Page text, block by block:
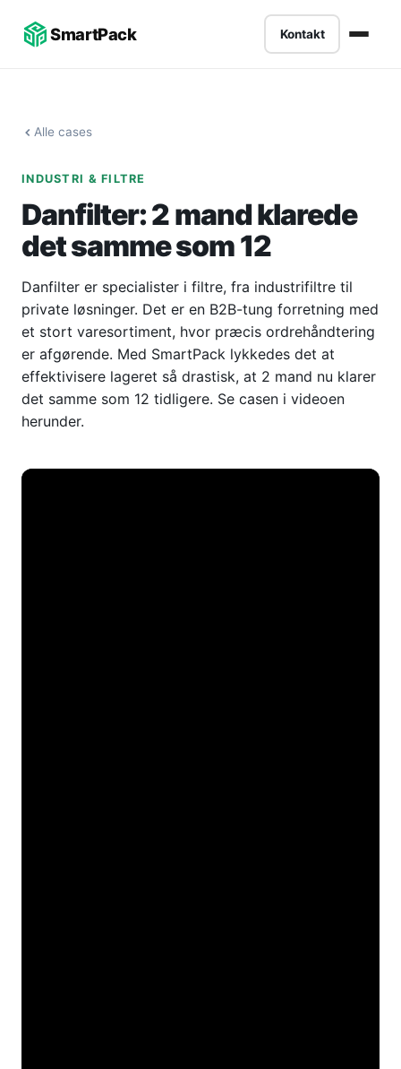
SmartPack Kontakt
Alle cases
INDUSTRI & FILTRE
Danfilter: 2 mand klarede
det samme som 12
Danfilter er specialister i filtre, fra industrifiltre til
private løsninger. Det er en B2B-tung forretning med
et stort varesortiment, hvor præcis ordrehåndtering
er afgørende. Med SmartPack lykkedes det at
effektivisere lageret så drastisk, at 2 mand nu klarer
det samme som 12 tidligere. Se casen i videoen
herunder.